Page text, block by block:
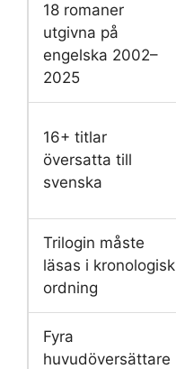
18 romaner
utgivna på
engelska 2002–
2025
16+ titlar
översatta till
svenska
Trilogin måste
läsas i kronologisk
ordning
Fyra
huvudöversättare